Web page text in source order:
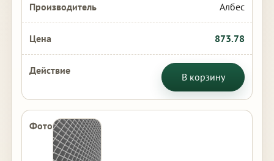
Албес
873.78
В корзину